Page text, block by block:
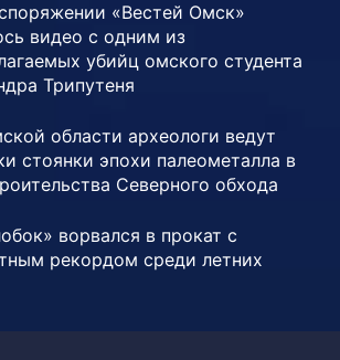
«Вестей Омск»
видео с одним из
убийц омского студента
Трипутеня
области археологи ведут
стоянки эпохи палеометалла в
Северного обхода
ворвался в прокат с
рекордом среди летних